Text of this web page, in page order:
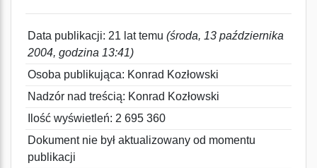
Data publikacji: 21 lat temu (środa, 13 października
2004, godzina 13:41)
Osoba publikująca: Konrad Kozłowski
Nadzór nad treścią: Konrad Kozłowski
Ilość wyświetleń: 2 695 360
Dokument nie był aktualizowany od momentu
publikacji